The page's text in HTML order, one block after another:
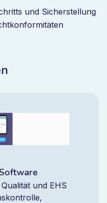
und Sicherstellung
und EHS